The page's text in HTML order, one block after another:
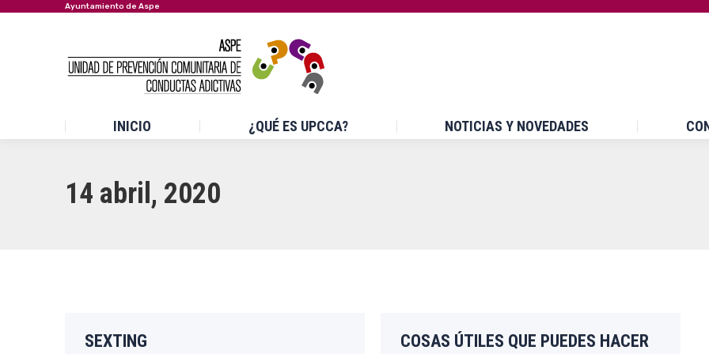
Ayuntamiento de Aspe
INICIO ¿QUÉ ES UPCCA? NOTICIAS Y NOVEDADES
14 abril, 2020
SEXTING
COSAS ÚTILES QUE PUEDES HACER